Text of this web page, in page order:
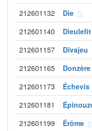
212601132 Die
212601140 Dieulefit
212601157 Divajeu
212601165 Donzère
212601173 Échevis
212601181
212601199 Érôme